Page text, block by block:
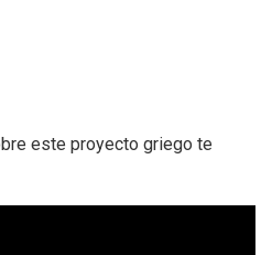
este proyecto griego te